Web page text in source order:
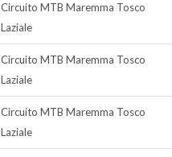
Circuito MTB Maremma Tosco
Laziale
Circuito MTB Maremma Tosco
Laziale
Circuito MTB Maremma Tosco
Laziale